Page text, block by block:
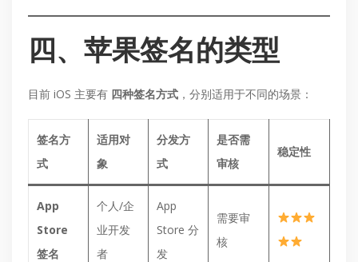
四、苹果签名的类型
目前 iOS 主要有 四种签名方式 ，分别适用于不同的场景：
签名方
式
适用对
象
分发方
式
是否需
审核
稳定性
App
Store
签名
个人/企
业开发
者
App
Store 分
发
需要审
核